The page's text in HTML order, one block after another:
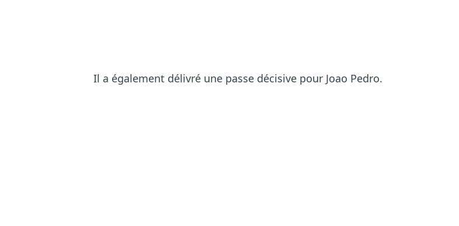
Il a également délivré une passe décisive pour Joao Pedro.